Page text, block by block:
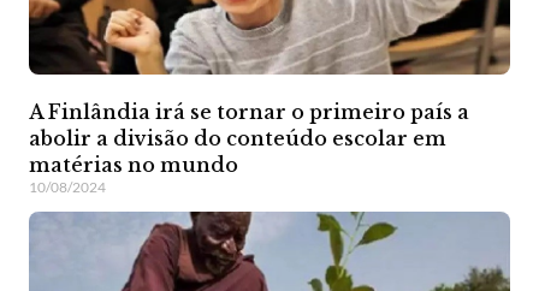
A Finlândia irá se tornar o primeiro país a
abolir a divisão do conteúdo escolar em
matérias no mundo
10/08/2024